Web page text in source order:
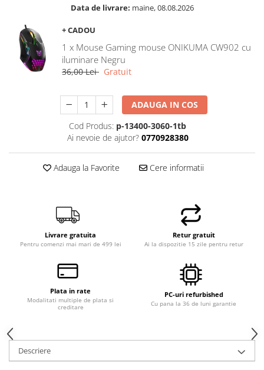
Data de livrare: maine, 08.08.2026
+ CADOU
1 x Mouse Gaming mouse ONIKUMA CW902 cu
iluminare Negru
36,00 Lei Gratuit
ADAUGA IN COS
Cod Produs: p-13400-3060-1tb
Ai nevoie de ajutor? 0770928380
Adauga la Favorite Cere informatii
Livrare gratuita
Pentru comenzi mai mari de 499 lei
Retur gratuit
Ai la dispozitie 15 zile pentru retur
Plata in rate
Modalitati multiple de plata si
creditare
PC-uri refurbished
Cu pana la 36 de luni garantie
Descriere